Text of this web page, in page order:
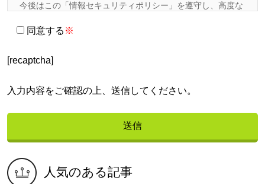
今後はこの「情報セキュリティポリシー」を遵守し、高度な
ティに関する法令その他の規範を遵守することにより、社会
からの信頼を常に得られるよう、高度な情報セキュリティ管
理体制を構築していきます。
当社は「個人情報管理責任者」を設置するとともに、個人情
報保護委員会を組織します。これにより全社レベルにおける
同意する ※
[recaptcha]
入力内容をご確認の上、送信してください。
人気のある記事